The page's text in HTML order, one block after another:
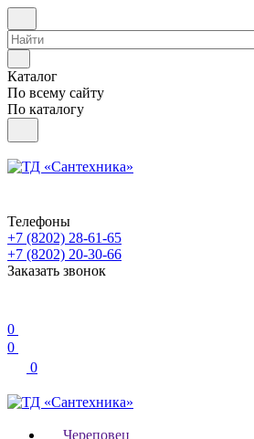
Каталог
По всему сайту
По каталогу
Телефоны
+7 (8202) 28‑61-65
+7 (8202) 20‑30-66
Заказать звонок
0
0
0
Череповец